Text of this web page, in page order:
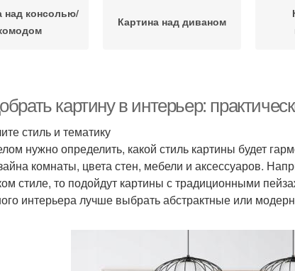
над консолью/
Картина над диваном
при
Текстурные картины
Рамы для картин
картину в интерьер:
стиль и тематику
нужно определить, какой стиль картины будет
комнаты, цвета стен, мебели и аксессуаров.
стиле, то подойдут картины с традиционными
интерьера лучше выбрать абстрактные или